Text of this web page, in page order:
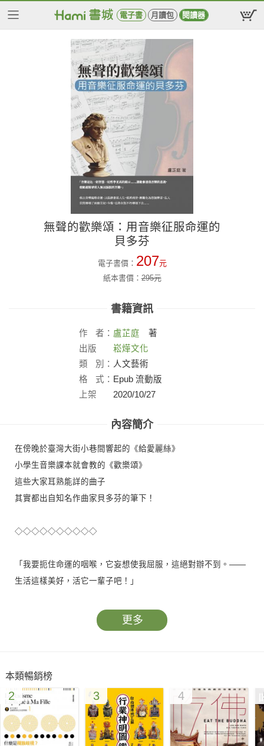
電子書 月讀包 閱讀器
無聲的歡樂頌：用音樂征服命運的
貝多芬
電子書價： 207元
紙本書價：295元
書籍資訊
作 者： 盧芷庭 著
出版
社：
崧燁文化
類
別： 人文藝術
格
式： Epub 流動版
上架
2020/10/27
內容簡介
在傍晚於臺灣大街小巷間響起的《給愛麗絲》
小學生音樂課本就會教的《歡樂頌》
這些大家耳熟能詳的曲子
其實都出自知名作曲家貝多芬的筆下！
◇◇◇◇◇◇◇◇◇◇
「我要扼住命運的咽喉，它妄想使我屈服，這絕對辦不到。——
生活這樣美好，活它一輩子吧！」
他焦慮、痛苦、抑鬱，甚至渴望自殺
儘管如此，他依然在苦難中站了起來
浴火新生，更為燦爛耀眼
他就是舉世聞名的「樂聖」貝多芬
更多
本類暢銷榜
2 3 4